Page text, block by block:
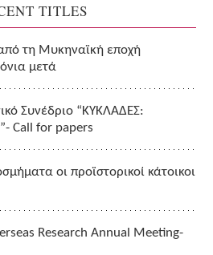
TITLES
τη Μυκηναϊκή εποχή
μετά
Συνέδριο “ΚΥΚΛΑΔΕΣ:
Call for papers
οι προϊστορικοί κάτοικοι
Research Annual Meeting-